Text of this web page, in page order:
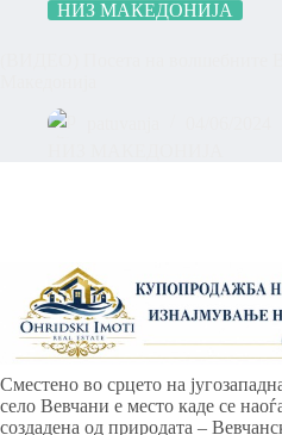
НИЗ МАКЕДОНИЈА
Сместено во срцето на
село Вевчани е место каде се
создадена од природата –